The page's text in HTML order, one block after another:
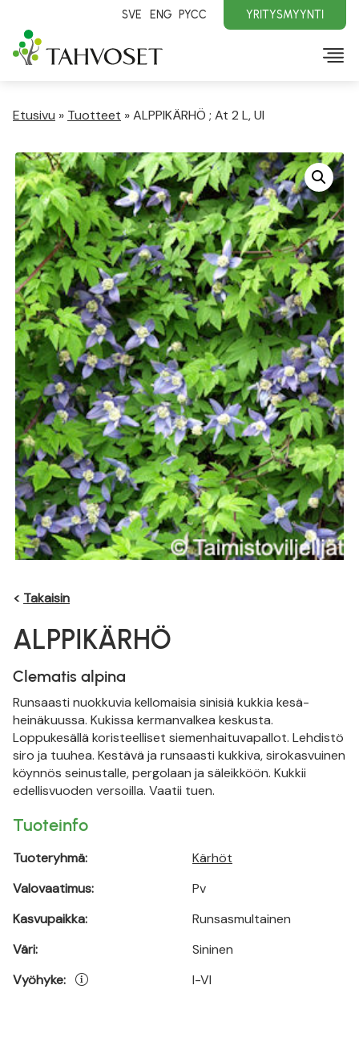
SVE ENG PYCC YRITYSMYYNTI
Etusivu » Tuotteet »ALPPIKÄRHÖ ; At 2 L, Ul
< Takaisin
ALPPIKÄRHÖ
Clematis alpina
Runsaasti nuokkuvia kellomaisia sinisiä kukkia kesä-
heinäkuussa. Kukissa kermanvalkea keskusta.
Loppukesällä koristeelliset siemenhaituvapallot. Lehdistö
siro ja tuuhea. Kestävä ja runsaasti kukkiva, sirokasvuinen
köynnös seinustalle, pergolaan ja säleikköön. Kukkii
edellisvuoden versoilla. Vaatii tuen.
Tuoteinfo
Tuoteryhmä:
Valovaatimus:
Kasvupaikka:
Väri:
Vyöhyke:
Kärhöt
Pv
Runsasmultainen
Sininen
I-VI